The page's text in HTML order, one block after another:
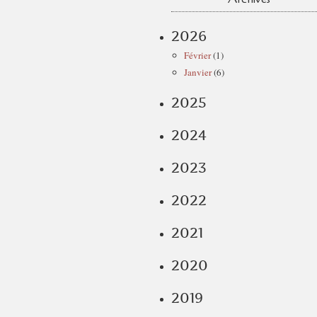
2026
Février(1)
Janvier(6)
2025
2024
2023
2022
2021
2020
2019